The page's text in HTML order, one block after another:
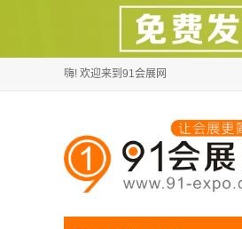
嗨! 欢迎来到91会展网